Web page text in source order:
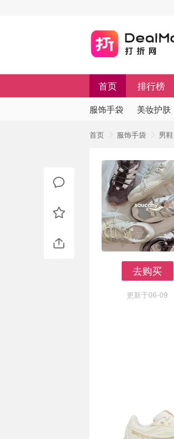
首页 排行榜
服饰手袋 美妆护肤
首页 服饰手袋 男鞋
去购买
更新于06-09